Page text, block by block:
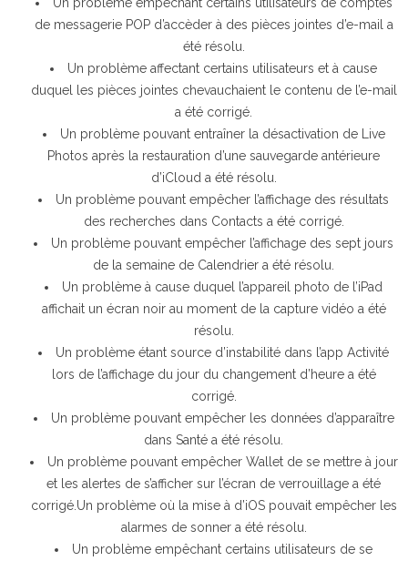
de messagerie POP d’accèder à des pièces jointes d’e-mail a
été résolu.
Un problème affectant certains utilisateurs et à cause
duquel les pièces jointes chevauchaient le contenu de l’e-mail
a été corrigé.
Un problème pouvant entraîner la désactivation de Live
Photos après la restauration d’une sauvegarde antérieure
d’iCloud a été résolu.
Un problème pouvant empêcher l’affichage des résultats
des recherches dans Contacts a été corrigé.
Un problème pouvant empêcher l’affichage des sept jours
de la semaine de Calendrier a été résolu.
Un problème à cause duquel l’appareil photo de l’iPad
affichait un écran noir au moment de la capture vidéo a été
résolu.
Un problème étant source d’instabilité dans l’app Activité
lors de l’affichage du jour du changement d’heure a été
corrigé.
Un problème pouvant empêcher les données d’apparaître
dans Santé a été résolu.
Un problème pouvant empêcher Wallet de se mettre à jour
et les alertes de s’afficher sur l’écran de verrouillage a été
corrigé.Un problème où la mise à d’iOS pouvait empêcher les
alarmes de sonner a été résolu.
Un problème empêchant certains utilisateurs de se